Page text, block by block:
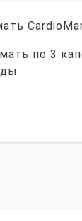
по 3